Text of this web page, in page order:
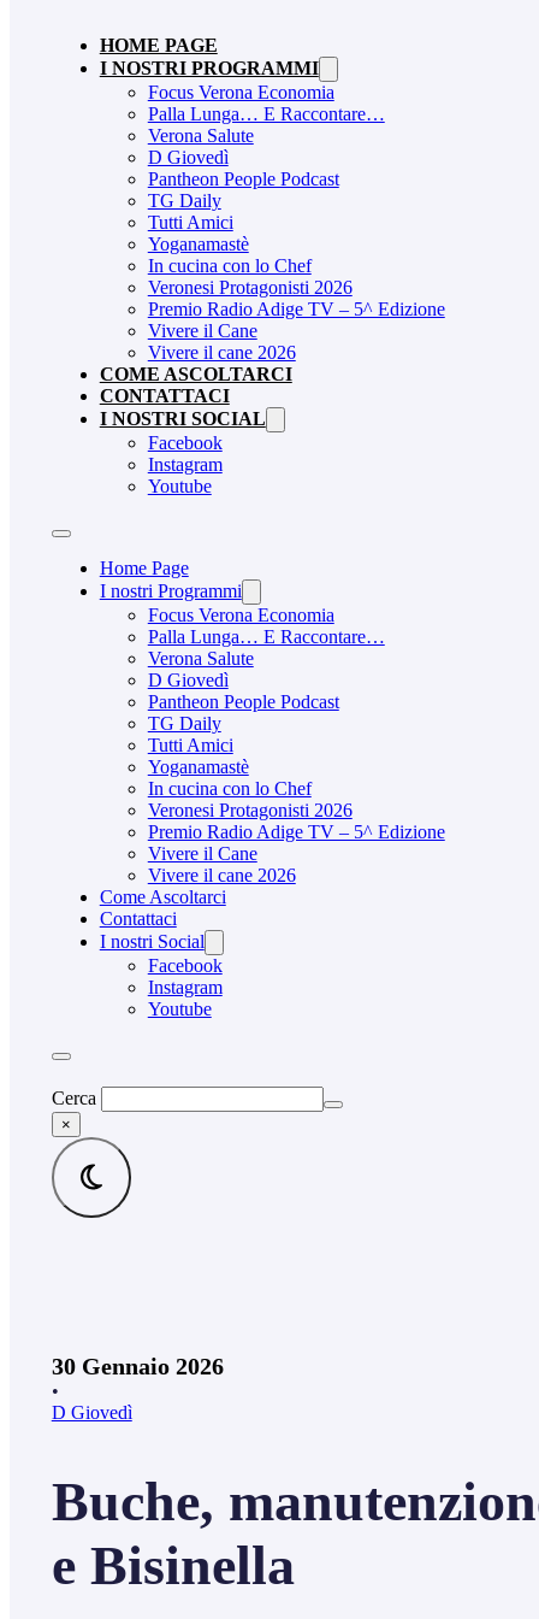
HOME PAGE
I NOSTRI PROGRAMMI
Focus Verona Economia
Palla Lunga… E Raccontare…
Verona Salute
D Giovedì
Pantheon People Podcast
TG Daily
Tutti Amici
Yoganamastè
In cucina con lo Chef
Veronesi Protagonisti 2026
Premio Radio Adige TV – 5^ Edizione
Vivere il Cane
Vivere il cane 2026
COME ASCOLTARCI
CONTATTACI
I NOSTRI SOCIAL
Facebook
Instagram
Youtube
Home Page
I nostri Programmi
Focus Verona Economia
Palla Lunga… E Raccontare…
Verona Salute
D Giovedì
Pantheon People Podcast
TG Daily
Tutti Amici
Yoganamastè
In cucina con lo Chef
Veronesi Protagonisti 2026
Premio Radio Adige TV – 5^ Edizione
Vivere il Cane
Vivere il cane 2026
Come Ascoltarci
Contattaci
I nostri Social
Facebook
Instagram
Youtube
Cerca
×
30 Gennaio 2026
•
D Giovedì
Buche,
e Bisinella